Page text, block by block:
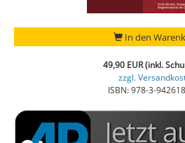
In den
49,90 EUR (inkl.
zzgl.
ISBN: 978-3-